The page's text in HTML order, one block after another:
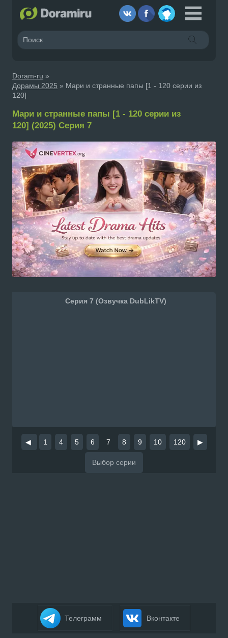
Doram-ru »
Дорамы 2025 » Мари и странные папы [1 - 120 серии из
120]
Мари и странные папы [1 - 120 серии из
120] (2025) Серия 7
Серия 7 (Озвучка DubLikTV)
◀ 1 4 5 6 7 8 9 10 120 ▶
Телеграмм Вконтакте